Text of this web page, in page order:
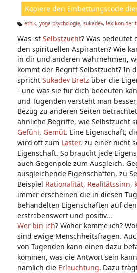
Kopiere den Einbettungscode
g
s:
ethik, yoga-psychologie, sukadev, lexikon-der-
Was ist Selbstzucht? Was bedeutet
den spirituellen Aspiranten? Wie
in dir und anderen wahrnehmen,
kommt der Begriff Selbstzucht? In
spricht Sukadev Bretz über die
- und was sie für dich bedeuten
und Tugenden versteht man
Bezug zu anderen Seiten
ähnliche Begriffe, wie Selbstzucht
Gefühl, Gemüt. Eine Eigenschaft,
wird oft zum Laster, zu einer nicht
Eigenschaft. So braucht jede
auch Gegenpole zum Ausgleich.
ausgleichende Eigenschaften, zu
Beispiel Rationalität, Realitätssinn,
immer erscheinen die in diesen
behandelten Eigenschaften auf
erstrebenswert und positiv...
Wer bin ich? Woher komme ich?
sind ewige Menschheitsfragen.
von Tugenden kann einen dazu
kommen, was die Antwort sein
nämlich die Erleuchtung. Dazu